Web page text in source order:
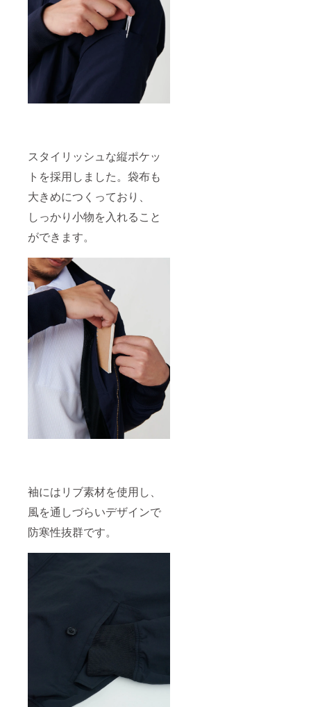
スタイリッシュな縦ポケッ
トを採用しました。袋布も
大きめにつくっており、
しっかり小物を入れること
ができます。
袖にはリブ素材を使用し、
風を通しづらいデザインで
防寒性抜群です。